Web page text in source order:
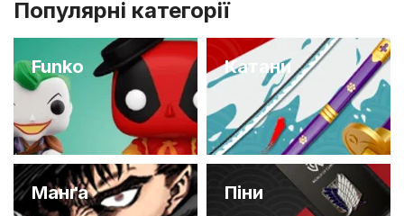
Популярні категорії
Funko Катани
Манґа Піни